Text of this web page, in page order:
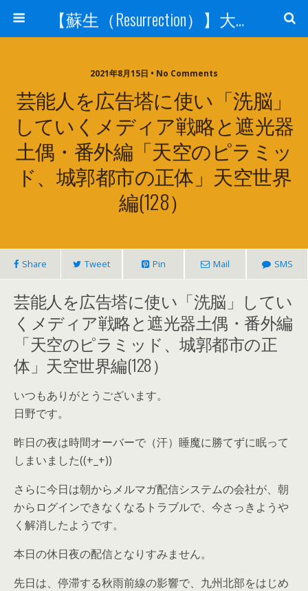
【蘇生（Resurrection）】大宇宙と人体の神秘を紐解く
2021年8月15日 • No Comments
芸能人を広告塔に使い「洗脳」
していくメディア戦略と遮光器
土偶・番外編「天空のピラミッ
ド、城郭都市の正体」天空世界
編(128）
Share Tweet Pin Mail SMS
芸能人を広告塔に使い「洗脳」してい
くメディア戦略と遮光器土偶・番外編
「天空のピラミッド、城郭都市の正
体」天空世界編(128）
いつもありがとうございます。
日野です。
昨日の夜は時間オーバーで（汗）睡魔に勝てずに眠って
しまいました((+_+))
さらに今日は朝からメルマガ配信システムの会社が、朝
からログインできなくなるトラブルで、今さっきようや
く解消したようです。
本日の休日夜の配信となりすみません。
先日は、停滞する秋雨前線の影響で、九州北部をはじめ